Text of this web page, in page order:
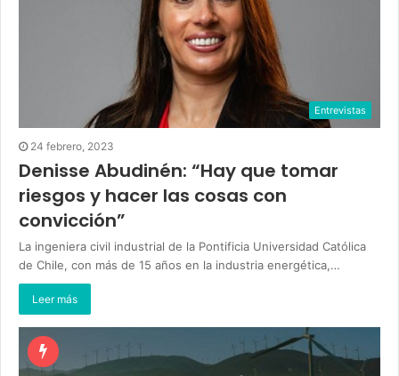
Entrevistas
24 febrero, 2023
Denisse Abudinén: “Hay que tomar
riesgos y hacer las cosas con
convicción”
La ingeniera civil industrial de la Pontificia Universidad Católica
de Chile, con más de 15 años en la industria energética,…
Leer más